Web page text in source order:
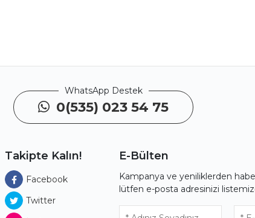
WhatsApp Destek
0(535) 023 54 75
Takipte Kalın!
Facebook
Twitter
E-Bülten
Kampanya ve yeniliklerden
lütfen e-posta adresinizi